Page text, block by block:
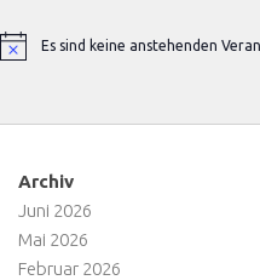
HinweisEs sind keine anstehenden
Archiv
Juni 2026
Mai 2026
Februar 2026